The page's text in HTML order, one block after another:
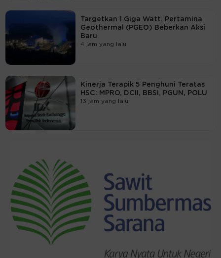
Targetkan 1 Giga Watt, Pertamina
Geothermal (PGEO) Beberkan Aksi
Baru
4 jam yang lalu
Kinerja Terapik 5 Penghuni Teratas
HSC: MPRO, DCII, BBSI, PGUN, POLU
13 jam yang lalu